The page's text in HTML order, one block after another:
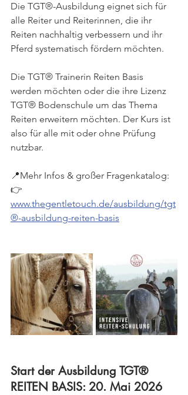
Die TGT®-Ausbildung eignet sich für
alle Reiter und Reiterinnen, die ihr
Reiten nachhaltig verbessern und ihr
Pferd systematisch fördern möchten.
Die TGT® Trainerin Reiten Basis
werden möchten oder die ihre Lizenz
TGT® Bodenschule um das Thema
Reiten erweitern möchten. Der Kurs ist
also für alle mit oder ohne Prüfung
nutzbar.
📍Mehr Infos & großer Fragenkatalog:
👉
www.thegentletouch.de/ausbildung/tgt
®-ausbildung-reiten-basis
Start der Ausbildung TGT®
REITEN BASIS: 20. Mai 2026